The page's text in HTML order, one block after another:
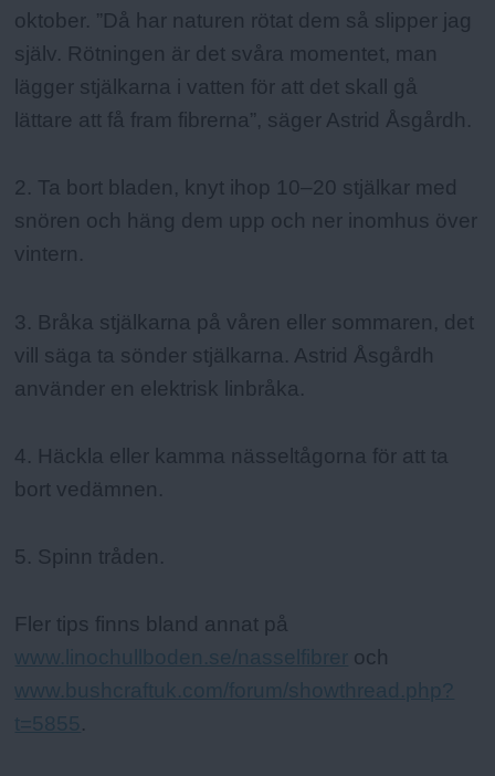
oktober. ”Då har naturen rötat dem så slipper jag
själv. Rötningen är det svåra momentet, man
lägger stjälkarna i vatten för att det skall gå
lättare att få fram fibrerna”, säger Astrid Åsgårdh.
2. Ta bort bladen, knyt ihop 10–20 stjälkar med
snören och häng dem upp och ner inomhus över
vintern.
3. Bråka stjälkarna på våren eller sommaren, det
vill säga ta sönder stjälkarna. Astrid Åsgårdh
använder en elektrisk linbråka.
4. Häckla eller kamma nässeltågorna för att ta
bort vedämnen.
5. Spinn tråden.
Fler tips finns bland annat på
www.linochullboden.se/nasselfibrer och
www.bushcraftuk.com/forum/showthread.php?
t=5855.